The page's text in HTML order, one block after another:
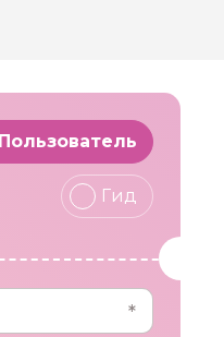
Пользователь
Гид